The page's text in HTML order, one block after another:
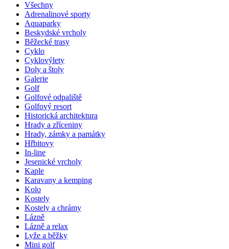
Všechny
Adrenalinové sporty
Aquaparky
Beskydské vrcholy
Běžecké trasy
Cyklo
Cyklovýlety
Doly a štoly
Galerie
Golf
Golfové odpaliště
Golfový resort
Historická architektura
Hrady a zříceniny
Hrady, zámky a památky
Hřbitovy
In-line
Jesenické vrcholy
Kaple
Karavany a kemping
Kolo
Kostely
Kostely a chrámy
Lázně
Lázně a relax
Lyže a běžky
Mini golf